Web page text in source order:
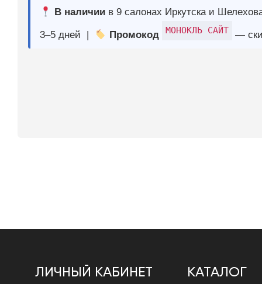
ЛИЧНЫЙ КАБИНЕТ КАТАЛОГ